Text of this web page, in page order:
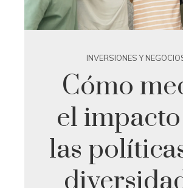
INVERSIONES Y
Cómo
el
las